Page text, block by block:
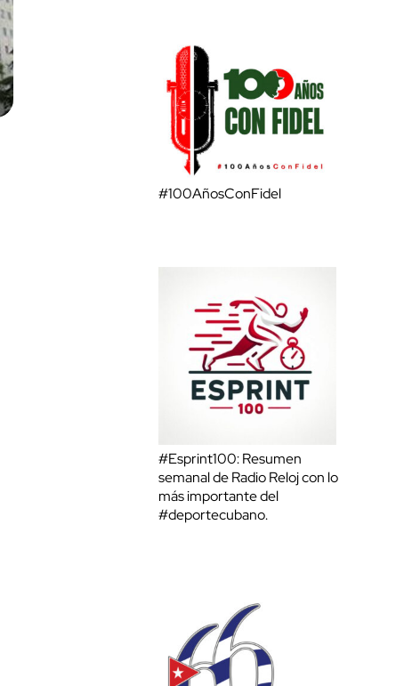
#100AñosConFidel
#Esprint100: Resumen
semanal de Radio Reloj con lo
más importante del
#deportecubano.